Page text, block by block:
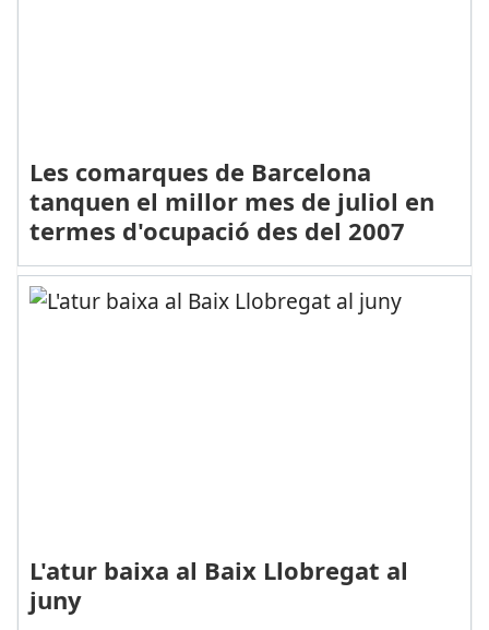
Les comarques de Barcelona
tanquen el millor mes de juliol en
termes d'ocupació des del 2007
L'atur baixa al Baix Llobregat al
juny